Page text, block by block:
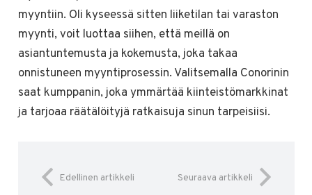
myyntiin. Oli kyseessä sitten liiketilan tai varaston
myynti, voit luottaa siihen, että meillä on
asiantuntemusta ja kokemusta, joka takaa
onnistuneen myyntiprosessin. Valitsemalla Conorinin
saat kumppanin, joka ymmärtää kiinteistömarkkinat
ja tarjoaa räätälöityjä ratkaisuja sinun tarpeisiisi.
Edellinen artikkeli Seuraava artikkeli